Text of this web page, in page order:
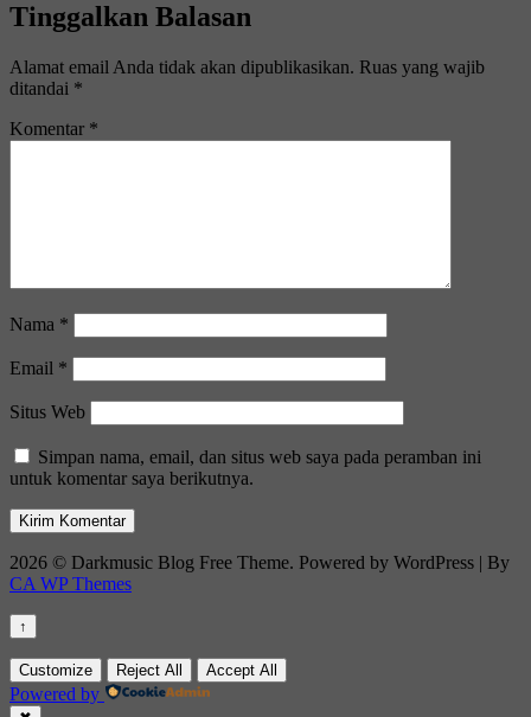
Tinggalkan Balasan
Alamat email Anda tidak akan dipublikasikan. Ruas yang wajib
ditandai *
Komentar *
Nama *
Email *
Situs Web
Simpan nama, email, dan situs web saya pada peramban ini
untuk komentar saya berikutnya.
2026 © Darkmusic Blog Free Theme. Powered by WordPress | By
CA WP Themes
↑
Customize Reject All Accept All
Powered by